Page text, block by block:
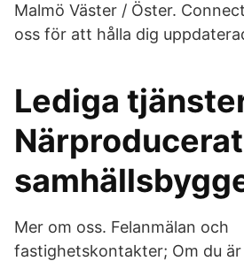
Malmö Väster / Öster.
oss för att hålla dig
Lediga
Närproducerat
Mer om oss. Felanmälan och
fastighetskontakter; Om du är